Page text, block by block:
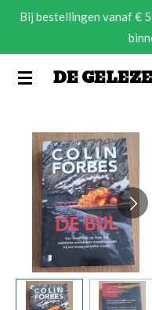
Ga
de
DE
Bij bestellingen vanaf €